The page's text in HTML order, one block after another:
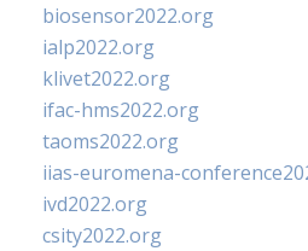
biosensor2022.org
ialp2022.org
klivet2022.org
ifac-hms2022.org
taoms2022.org
iias-euromena-
ivd2022.org
csity2022.org